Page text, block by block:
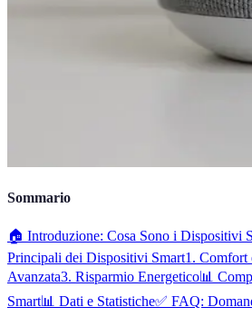
Sommario
🏠 Introduzione: Cosa Sono i Dispositivi
Principali dei Dispositivi Smart1. Comfort
Avanzata3. Risparmio Energetico📊
Smart📊 Dati e Statistiche✅ FAQ: